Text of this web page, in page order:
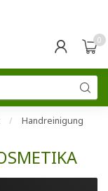
0
/
Handreinigung